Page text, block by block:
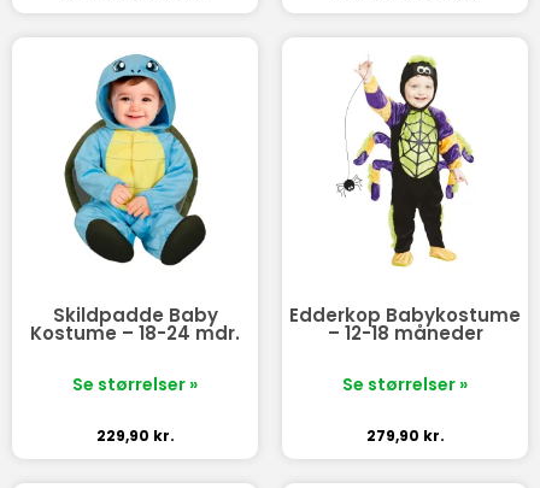
Skildpadde Baby
Kostume – 18-24 mdr.
Se størrelser »
229,90 kr.
Edderkop Babykostume
– 12-18 måneder
Se størrelser »
279,90 kr.